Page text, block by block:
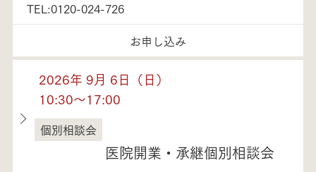
TEL:0120-024-726
お申し込み
2026年 9月 6日（日）
10:30～17:00
兵庫県
個別相談会
医院開業・承継個別相談会